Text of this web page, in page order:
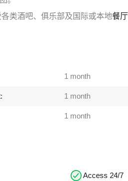
各类酒吧、俱乐部及国际或本地餐厅
1 month
1 month
1 month
Access 24/7